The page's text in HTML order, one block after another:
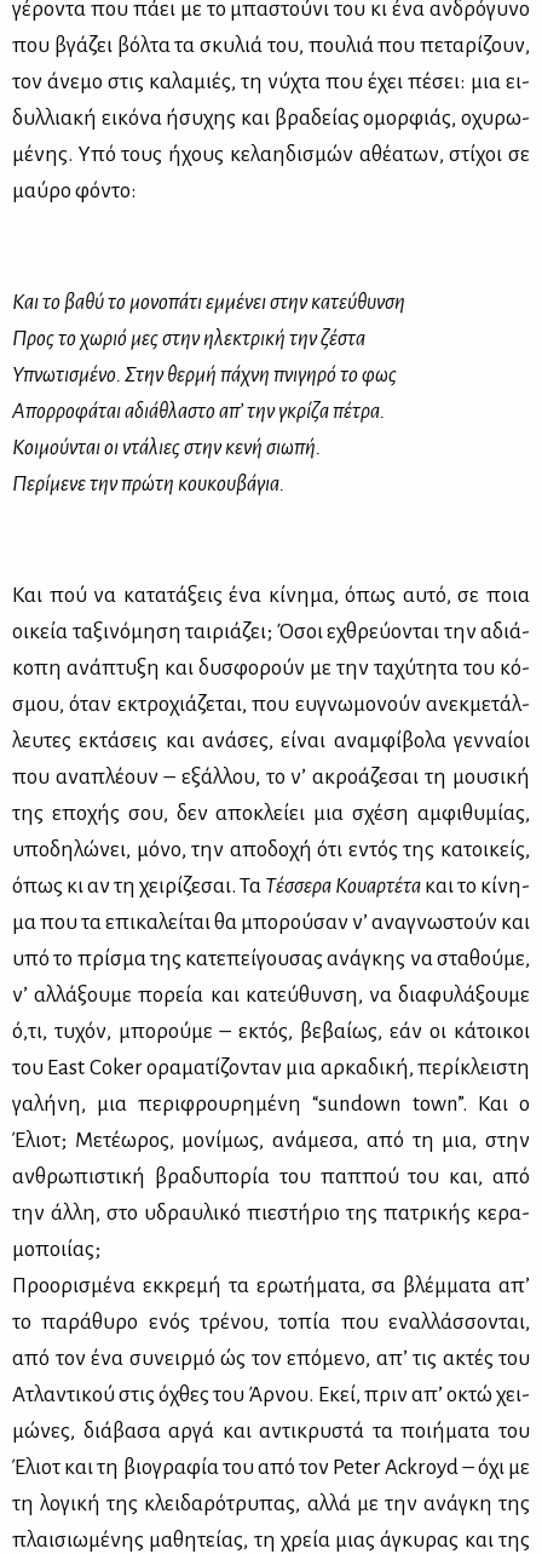
γέ­ρο­ντα που πά­ει με το μπα­στού­νι του κι ένα αν­δρό­γυ­νο
που βγά­ζει βόλ­τα τα σκυ­λιά του, που­λιά που πε­τα­ρί­ζουν,
τον άνε­μο στις κα­λα­μιές, τη νύ­χτα που έχει πέ­σει: μια ει­
δυλ­λια­κή ει­κό­να ήσυ­χης και βρα­δεί­ας ομορ­φιάς, οχυ­ρω­
μέ­νης. Υπό τους ήχους κε­λαη­δι­σμών αθέ­α­των, στί­χοι σε
μαύ­ρο φό­ντο:
Και το βαθύ το μονοπάτι εμμένει στην κατεύθυνση
Προς το χωριό μες στην ηλεκτρική την ζέστα
Υπνωτισμένο. Στην θερμή πάχνη πνιγηρό το φως
Απορροφάται αδιάθλαστο απ’ την γκρίζα πέτρα.
Κοιμούνται οι ντάλιες στην κενή σιωπή.
Περίμενε την πρώτη κουκουβάγια.
Και πού να κα­τα­τά­ξεις ένα κί­νη­μα, όπως αυ­τό, σε ποια
οι­κεία τα­ξι­νό­μη­ση ται­ριά­ζει; Όσοι εχθρεύ­ο­νται την αδιά­
κο­πη ανά­πτυ­ξη και δυ­σφο­ρούν με την τα­χύ­τη­τα του κό­
σμου, όταν εκτρο­χιά­ζε­ται, που ευ­γνω­μο­νούν ανεκ­με­τάλ­
λευ­τες εκτά­σεις και ανά­σες, εί­ναι αναμ­φί­βο­λα γεν­ναί­οι
που ανα­πλέ­ουν – εξάλ­λου, το ν’ ακρο­ά­ζε­σαι τη μου­σι­κή
της επο­χής σου, δεν απο­κλεί­ει μια σχέ­ση αμ­φι­θυ­μί­ας,
υπο­δη­λώ­νει, μό­νο, την απο­δο­χή ότι εντός της κα­τοι­κείς,
όπως κι αν τη χει­ρί­ζε­σαι. Τα Τέσ­σε­ρα Κουαρ­τέ­τα και το κί­νη­
μα που τα επι­κα­λεί­ται θα μπο­ρού­σαν ν’ ανα­γνω­στούν και
υπό το πρί­σμα της κα­τε­πεί­γου­σας ανά­γκης να στα­θού­με,
ν’ αλ­λά­ξου­με πο­ρεία και κα­τεύ­θυν­ση, να δια­φυ­λά­ξου­με
ό,τι, τυ­χόν, μπο­ρού­με – εκτός, βε­βαί­ως, εάν οι κά­τοι­κοι
του East Coker ορα­μα­τί­ζο­νταν μια αρ­κα­δι­κή, πε­ρί­κλει­στη
γα­λή­νη, μια πε­ρι­φρου­ρη­μέ­νη “sundown town”. Και ο
Έλιοτ; Με­τέ­ω­ρος, μο­νί­μως, ανά­με­σα, από τη μια, στην
αν­θρω­πι­στι­κή βρα­δυ­πο­ρία του παπ­πού του και, από
την άλ­λη, στο υδραυ­λι­κό πιε­στή­ριο της πα­τρι­κής κε­ρα­
μο­ποι­ί­ας;
Προ­ο­ρι­σμέ­να εκ­κρε­μή τα ερω­τή­μα­τα, σα βλέμ­μα­τα απ’
το πα­ρά­θυ­ρο ενός τρέ­νου, το­πία που εναλ­λάσ­σο­νται,
από τον ένα συ­νειρ­μό ώς τον επό­με­νο, απ’ τις ακτές του
Ατλα­ντι­κού στις όχθες του Άρ­νου. Εκεί, πριν απ’ οκτώ χει­
μώ­νες, διά­βα­σα αρ­γά και αντι­κρυ­στά τα ποι­ή­μα­τα του
Έλιοτ και τη βιο­γρα­φία του από τον Peter Ackroyd – όχι με
τη λο­γι­κή της κλει­δα­ρό­τρυ­πας, αλ­λά με την ανά­γκη της
πλαι­σιω­μέ­νης μα­θη­τεί­ας, τη χρεία μιας άγκυ­ρας και της